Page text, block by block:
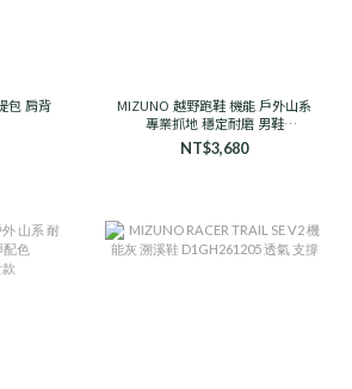
包 肩背
MIZUNO 越野跑鞋 機能 戶外山系
專業抓地 穩定耐磨 男鞋
D1GH241906 石岩灰
NT$3,680